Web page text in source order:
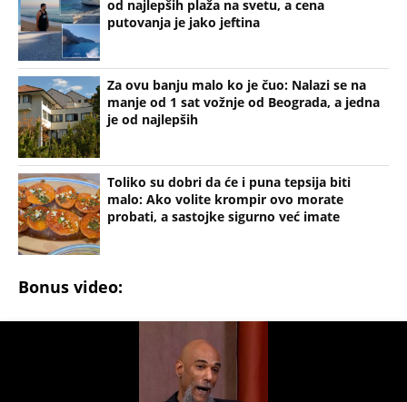
od najlepših plaža na svetu, a cena
putovanja je jako jeftina
Za ovu banju malo ko je čuo: Nalazi se na
manje od 1 sat vožnje od Beograda, a jedna
je od najlepših
Toliko su dobri da će i puna tepsija biti
malo: Ako volite krompir ovo morate
probati, a sastojke sigurno već imate
Bonus video: